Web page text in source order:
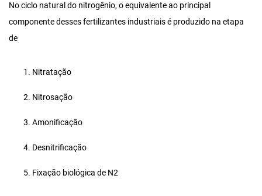
No ciclo natural do nitrogênio, o equivalente ao principal
componente desses fertilizantes industriais é produzido na etapa
de
Nitratação
Nitrosação
Amonificação
Desnitrificação
Fixação biológica de N2